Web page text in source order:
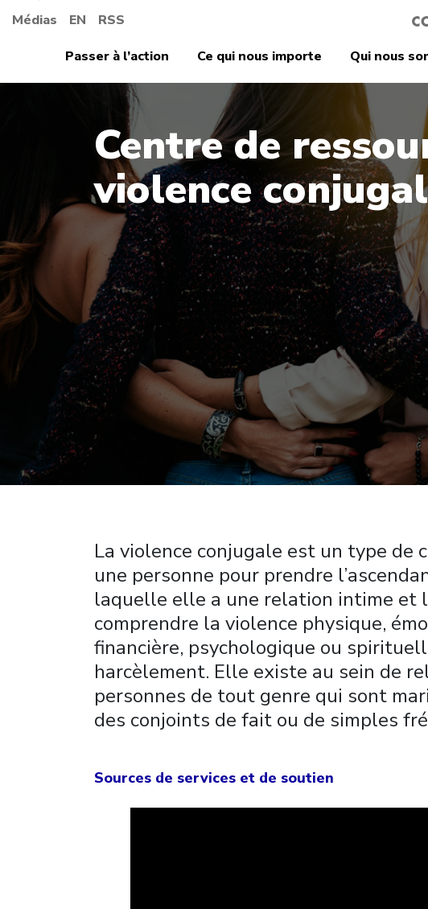
Médias EN RSS
Passer à l’action
Ce qui nous importe Qui nous
Centre de
violence
La violence conjugale est un type de
une personne pour prendre
laquelle elle a une relation intime et
comprendre la violence physique,
financière, psychologique ou
harcèlement. Elle existe au sein de
personnes de tout genre qui sont
des conjoints de fait ou de simples
Sources de services et de soutien